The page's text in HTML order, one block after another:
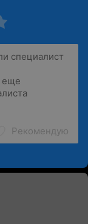
Рекомендую